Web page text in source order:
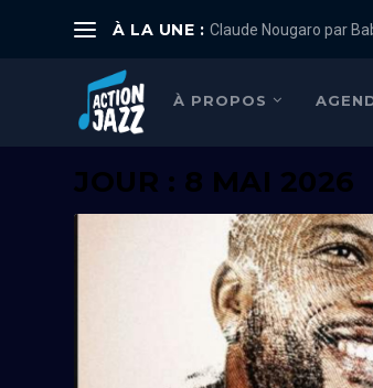
À LA UNE : Claude Nougaro par
À PROPOS
JOUR : 8 MAI 2026